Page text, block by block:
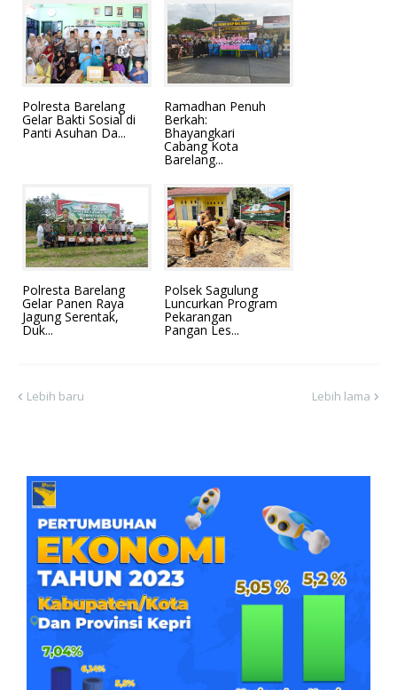
Polresta Barelang
Gelar Bakti Sosial di
Panti Asuhan Da...
Ramadhan Penuh
Berkah:
Bhayangkari
Cabang Kota
Barelang...
Polresta Barelang
Gelar Panen Raya
Jagung Serentak,
Duk...
Polsek Sagulung
Luncurkan Program
Pekarangan
Pangan Les...
Lebih baru Lebih lama